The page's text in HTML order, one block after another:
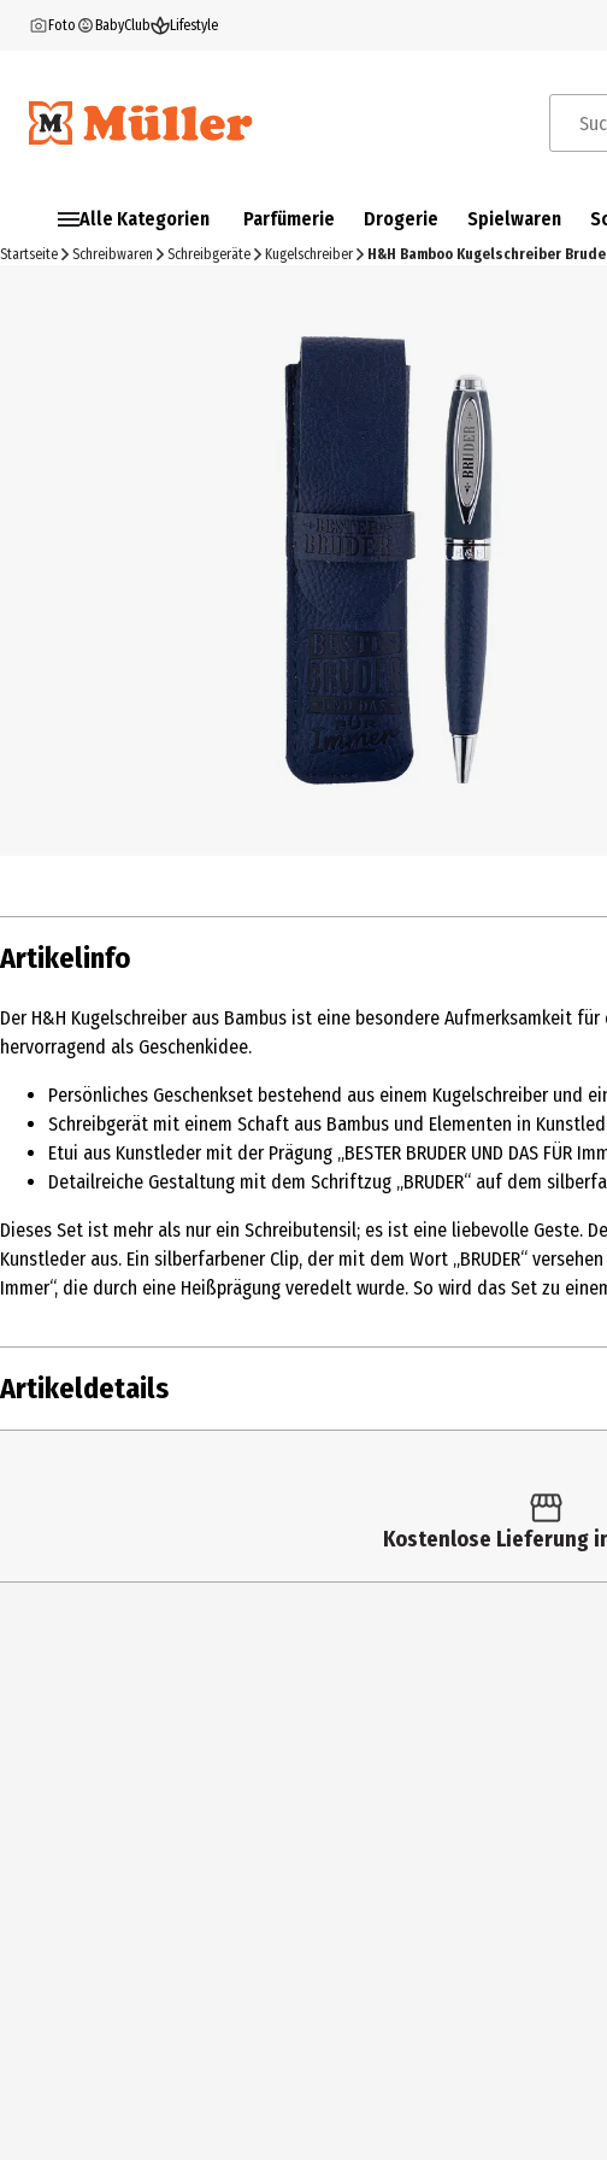
Foto BabyClub Lifestyle
Alle Kategorien Parfümerie Drogerie Spielwaren
Startseite Schreibwaren Schreibgeräte Kugelschreiber H&H Bamboo Kugelschreiber
Artikelinfo
Der H&H Kugelschreiber aus Bambus ist eine besondere Aufmerksamkeit
hervorragend als Geschenkidee.
Persönliches Geschenkset bestehend aus einem Kugelschreiber und
Schreibgerät mit einem Schaft aus Bambus und Elementen in
Etui aus Kunstleder mit der Prägung „BESTER BRUDER UND DAS FÜR
Detailreiche Gestaltung mit dem Schriftzug „BRUDER“ auf dem
Dieses Set ist mehr als nur ein Schreibutensil; es ist eine liebevolle Geste.
Kunstleder aus. Ein silberfarbener Clip, der mit dem Wort „BRUDER“
Immer“, die durch eine Heißprägung veredelt wurde. So wird das Set zu
Artikeldetails
Kostenlose Lieferung